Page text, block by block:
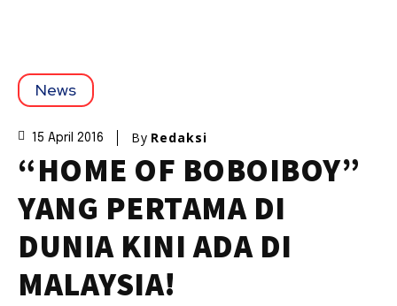
News
15 April 2016 By Redaksi
“HOME OF BOBOIBOY”
YANG PERTAMA DI
DUNIA KINI ADA DI
MALAYSIA!